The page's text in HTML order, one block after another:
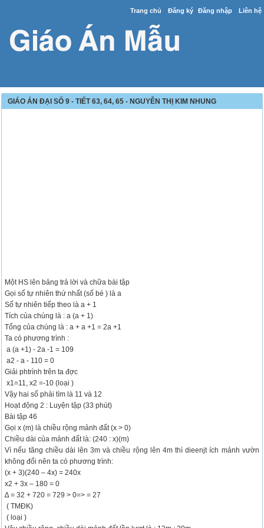
Trang chủ Đăng ký Đăng nhập Liên hệ
GIÁO ÁN ĐẠI SỐ 9 - TIẾT 63, 64, 65 - NGUYỄN THỊ KIM NHUNG
Một HS lên bảng trả lời và chữa bài tập
Gọi số tự nhiên thứ nhất (số bé ) là a
Số tự nhiên tiếp theo là a + 1
Tích của chúng là : a (a + 1)
Tổng của chúng là : a + a +1 = 2a +1
Ta có phương trình :
a (a +1) - 2a -1 = 109
a2 - a - 110 = 0
Giải phtrình trên ta đợc
x1=11, x2 =-10 (loại )
Vậy hai số phải tìm là 11 và 12
Hoạt động 2 : Luyện tập (33 phút)
Bài tập 46
Gọi x (m) là chiều rộng mảnh đất (x > 0)
Chiều dài của mảnh đất là: (240 : x)(m)
Vì nếu tăng chiều dài lên 3m và chiều rộng lên 4m thì dieenjt ích mảnh vườn
không đổi nên ta có phương trình:
(x + 3)(240 – 4x) = 240x
x2 + 3x – 180 = 0
∆ = 32 + 720 = 729 > 0=> = 27
( TMĐK)
( loại )